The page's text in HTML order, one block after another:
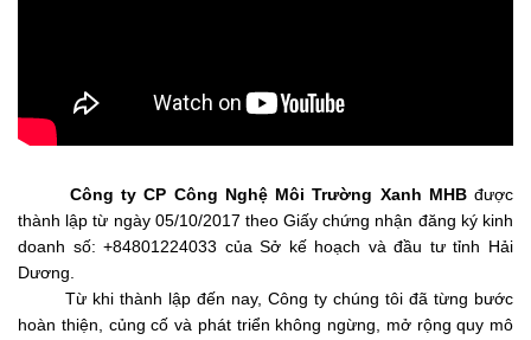
Công ty CP Công Nghệ Môi Trường Xanh MHBđược
thành lập từ ngày 05/10/2017 theo Giấy chứng nhận đăng ký kinh
doanh số: +84801224033 của Sở kế hoạch và đầu tư tỉnh Hải
Dương.
Từ khi thành lập đến nay, Công ty chúng tôi đã từng bước
hoàn thiện, củng cố và phát triển không ngừng, mở rộng quy mô